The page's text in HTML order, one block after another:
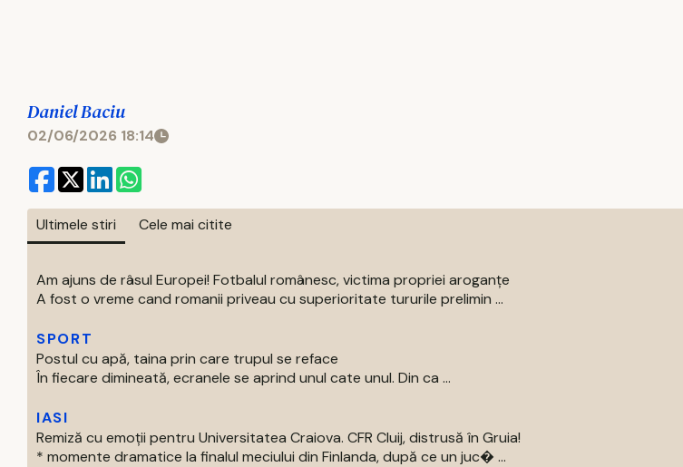
Daniel Baciu
02/06/2026 18:14
Ultimele stiri Cele mai citite
Am ajuns de râsul Europei! Fotbalul românesc, victima propriei aroganțe
A fost o vreme cand romanii priveau cu superioritate tururile prelimin ...
SPORT
Postul cu apă, taina prin care trupul se reface
În fiecare dimineată, ecranele se aprind unul cate unul. Din ca ...
IASI
Remiză cu emoții pentru Universitatea Craiova. CFR Cluij, distrusă în Gruia!
* momente dramatice la finalul meciului din Finlanda, după ce un juc� ...